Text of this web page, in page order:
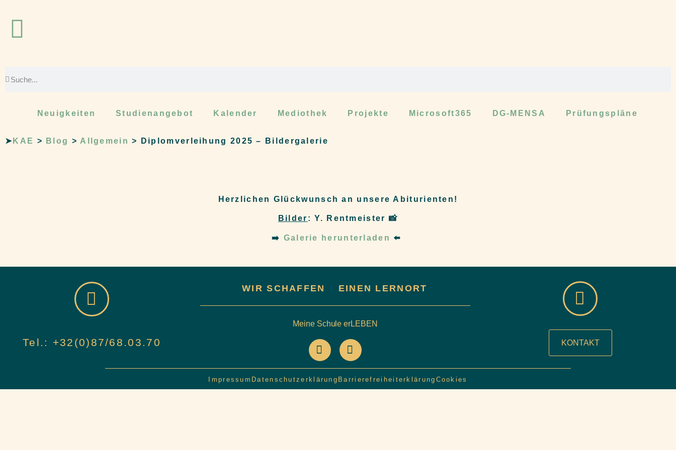
Neuigkeiten Studienangebot Kalender Mediothek Projekte Microsoft365 DG-MENSA Prüfungspläne
➤ KAE > Blog > Allgemein > Diplomverleihung 2025 – Bildergalerie
Herzlichen Glückwunsch an unsere Abiturienten!
Bilder : Y. Rentmeister 📸
➡️ Galerie herunterladen ⬅️
Tel.: +32(0)87/68.03.70
WIR SCHAFFEN EINEN LERNORT
Meine Schule erLEBEN
KONTAKT
Impressum Datenschutzerklärung Barrierefreiheiterklärung Cookies